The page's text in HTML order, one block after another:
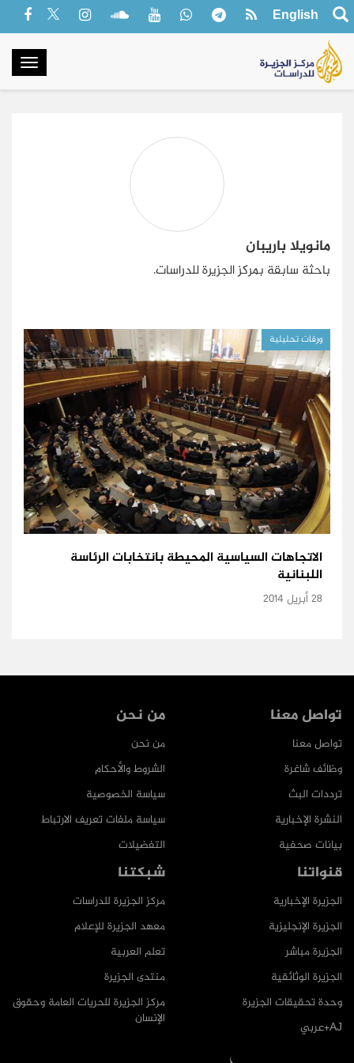
English
مانويلا باريبان
باحثة سابقة بمركز الجزيرة للدراسات.
ورقات تحليلية
الاتجاهات السياسية المحيطة بانتخابات الرئاسة
اللبنانية
28 أبريل 2014
من نحن
من نحن
الشروط والأحكام
سياسة الخصوصية
سياسة ملفات تعريف الارتباط
التفضيلات
تواصل معنا
تواصل معنا
وظائف شاغرة
ترددات البث
النشرة الإخبارية
بيانات صحفية
شبكتنا
مركز الجزيرة للدراسات
معهد الجزيرة للإعلام
تعلم العربية
منتدى الجزيرة
مركز الجزيرة للحريات العامة وحقوق
الإنسان
قنواتنا
الجزيرة الإخبارية
الجزيرة الإنجليزية
الجزيرة مباشر
الجزيرة الوثائقية
وحدة تحقيقات الجزيرة
AJ+عربي